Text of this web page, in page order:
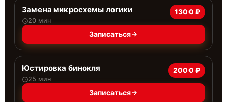
Замена микросхемы логики
20 мин
1300 ₽
Записаться
Юстировка бинокля
25 мин
2000 ₽
Записаться